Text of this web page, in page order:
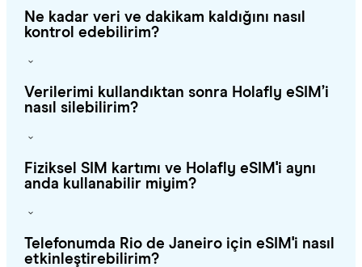
Ne kadar veri ve dakikam kaldığını nasıl
kontrol edebilirim?
Verilerimi kullandıktan sonra Holafly eSIM’i
nasıl silebilirim?
Fiziksel SIM kartımı ve Holafly eSIM'i aynı
anda kullanabilir miyim?
Telefonumda Rio de Janeiro için eSIM'i nasıl
etkinleştirebilirim?